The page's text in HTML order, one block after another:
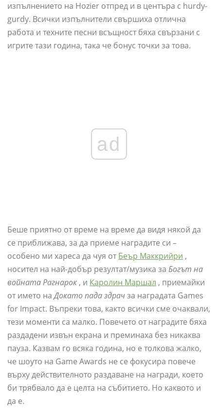
изпълнението на Hozier отпред и в центъра с hurdy-
gurdy. Всички изпълнители свършиха отлична
работа и техните песни всъщност бяха свързани с
игрите тази година, така че бонус точки за това.
ad
Беше приятно от време на време да видя някой да
се приближава, за да приеме наградите си –
особено ми хареса да чуя от Беър Маккрийри ,
носител на най-добър резултат/музика за Богът на
войната Рагнарок , и Каролин Маршал , приемайки
от името наДокато пада здрачза наградата Games
for Impact. Въпреки това, както всички сме очаквали,
тези моменти са малко. Повечето от наградите бяха
раздадени извън екрана и преминаха без никаква
пауза. Казвам го всяка година, но е толкова жалко,
че шоуто на Game Awards не се фокусира повече
върху действителното раздаване на награди, което
би трябвало да е целта на събитието. Но каквото и
да е.